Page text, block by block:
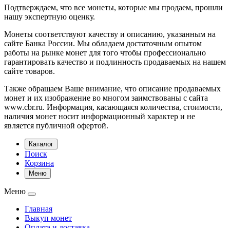
Подтверждаем, что все монеты, которые мы продаем, прошли
нашу экспертную оценку.
Монеты соответствуют качеству и описанию, указанным на
сайте Банка России. Мы обладаем достаточным опытом
работы на рынке монет для того чтобы профессионально
гарантировать качество и подлинность продаваемых на нашем
сайте товаров.
Также обращаем Ваше внимание, что описание продаваемых
монет и их изображение во многом заимствованы с сайта
www.cbr.ru. Информация, касающаяся количества, стоимости,
наличия монет носит информационный характер и не
является публичной офертой.
Каталог
Поиск
Корзина
Меню
Меню
Главная
Выкуп монет